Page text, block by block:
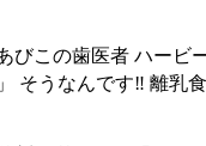
この歯医者 ハー
うなんです‼️ 離乳